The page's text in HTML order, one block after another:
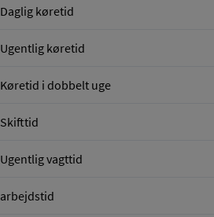
Daglig køretid
Ugentlig køretid
Køretid i dobbelt uge
Skifttid
Ugentlig vagttid
arbejdstid